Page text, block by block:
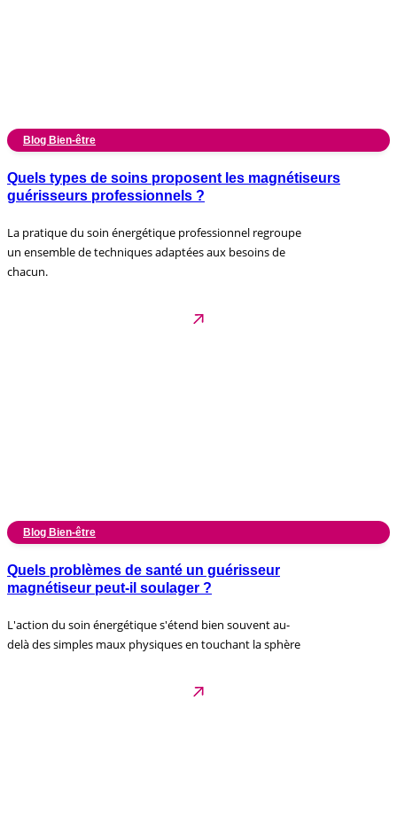
Blog Bien-être
Quels types de soins proposent les magnétiseurs
guérisseurs professionnels ?
La pratique du soin énergétique professionnel regroupe
un ensemble de techniques adaptées aux besoins de
chacun.
Blog Bien-être
Quels problèmes de santé un guérisseur
magnétiseur peut-il soulager ?
L'action du soin énergétique s'étend bien souvent au-
delà des simples maux physiques en touchant la sphère